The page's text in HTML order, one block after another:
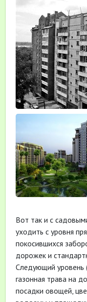
Вот так и с
уходить с уровня
покосившихся
дорожек и
Следующий уровень
газонная трава на
посадки овощей,